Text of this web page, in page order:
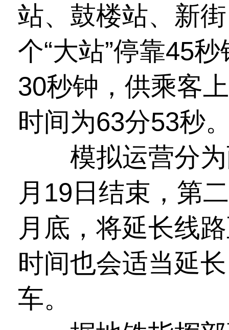
站、鼓楼站、新
个“大站”停靠45
30秒钟，供乘客
时间为63分53秒
模拟运营分为
月19日结束，第
月底，将延长线
时间也会适当延
车。